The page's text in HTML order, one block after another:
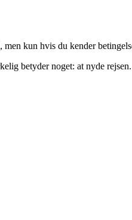
kun hvis du kender
betyder noget: at nyde rejsen.